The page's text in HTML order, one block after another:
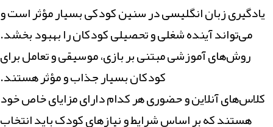
یادگیری زبان انگلیسی در سنین کودکی بسیار مؤثر است و
می‌تواند آینده شغلی و تحصیلی کودکان را بهبود بخشد.
روش‌های آموزشی مبتنی بر بازی، موسیقی و تعامل برای
کودکان بسیار جذاب و مؤثر هستند.
کلاس‌های آنلاین و حضوری هر کدام دارای مزایای خاص خود
هستند که بر اساس شرایط و نیازهای کودک باید انتخاب